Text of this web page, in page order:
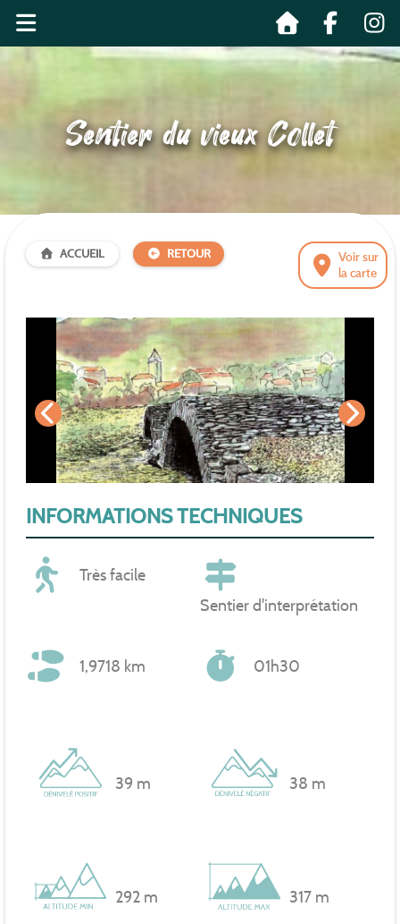
Sentier du vieux Collet
Voir sur
la carte
ACCUEIL RETOUR
INFORMATIONS TECHNIQUES
Très facile
Sentier d'interprétation
1,9718 km 01h30
39 m 38 m
292 m 317 m